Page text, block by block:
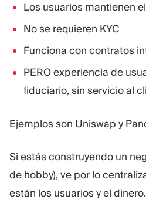
Los usuarios mantienen
No se requieren KYC
Funciona con contratos
PERO experiencia de
fiduciario, sin servicio al
Ejemplos son Uniswap y
Si estás construyendo un
de hobby), ve por lo
están los usuarios y el